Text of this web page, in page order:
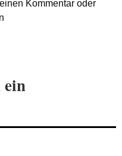
Kommentar oder
ein